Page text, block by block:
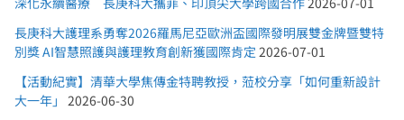
長庚科大護理系勇奪2026羅馬尼亞歐洲盃國際發明展雙金牌暨雙特
別獎 AI智慧照護與護理教育創新獲國際肯定 2026-07-01
【活動紀實】清華大學焦傳金特聘教授，蒞校分享「如何重新設計
大一年」 2026-06-30